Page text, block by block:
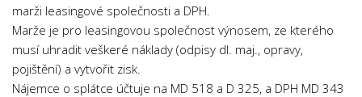
marži leasingové společnosti a DPH.
Marže je pro leasingovou společnost výnosem, ze kterého
musí uhradit veškeré náklady (odpisy dl. maj., opravy,
pojištění) a vytvořit zisk.
Nájemce o splátce účtuje na MD 518 a D 325, a DPH MD 343